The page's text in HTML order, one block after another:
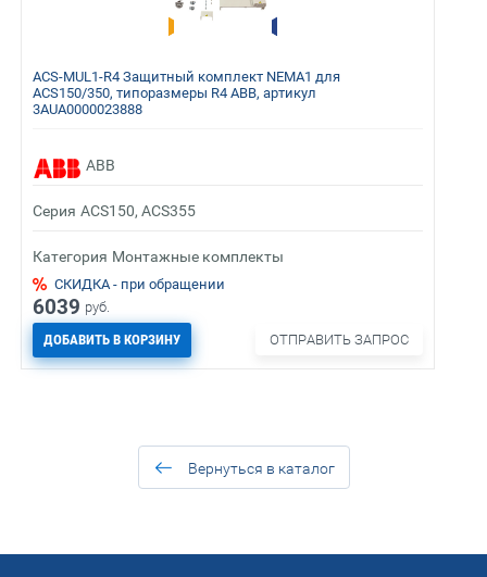
ACS-MUL1-R4 Защитный комплект NEMA1 для
ACS150/350, типоразмеры R4 ABB, артикул
3AUA0000023888
ABB
Серия ACS150, ACS355
Категория Монтажные комплекты
СКИДКА - при обращении
6039 руб.
ДОБАВИТЬ В КОРЗИНУ ОТПРАВИТЬ ЗАПРОС
Вернуться в каталог